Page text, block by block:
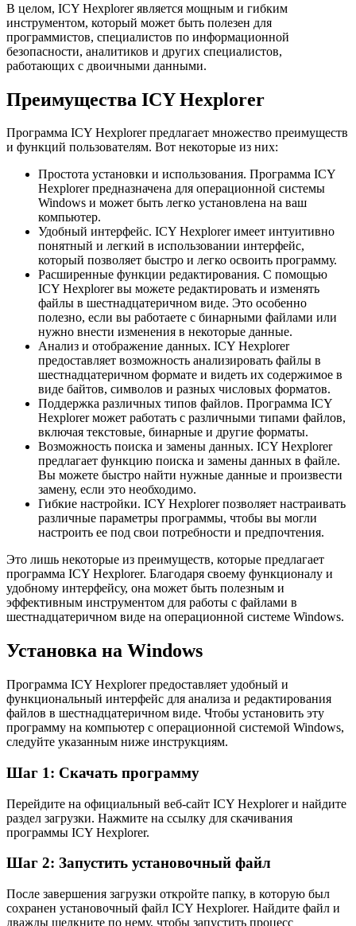
В целом, ICY Hexplorer является мощным и гибким
инструментом, который может быть полезен для
программистов, специалистов по информационной
безопасности, аналитиков и других специалистов,
работающих с двоичными данными.
Преимущества ICY Hexplorer
Программа ICY Hexplorer предлагает множество преимуществ
и функций пользователям. Вот некоторые из них:
Простота установки и использования. Программа ICY
Hexplorer предназначена для операционной системы
Windows и может быть легко установлена на ваш
компьютер.
Удобный интерфейс. ICY Hexplorer имеет интуитивно
понятный и легкий в использовании интерфейс,
который позволяет быстро и легко освоить программу.
Расширенные функции редактирования. С помощью
ICY Hexplorer вы можете редактировать и изменять
файлы в шестнадцатеричном виде. Это особенно
полезно, если вы работаете с бинарными файлами или
нужно внести изменения в некоторые данные.
Анализ и отображение данных. ICY Hexplorer
предоставляет возможность анализировать файлы в
шестнадцатеричном формате и видеть их содержимое в
виде байтов, символов и разных числовых форматов.
Поддержка различных типов файлов. Программа ICY
Hexplorer может работать с различными типами файлов,
включая текстовые, бинарные и другие форматы.
Возможность поиска и замены данных. ICY Hexplorer
предлагает функцию поиска и замены данных в файле.
Вы можете быстро найти нужные данные и произвести
замену, если это необходимо.
Гибкие настройки. ICY Hexplorer позволяет настраивать
различные параметры программы, чтобы вы могли
настроить ее под свои потребности и предпочтения.
Это лишь некоторые из преимуществ, которые предлагает
программа ICY Hexplorer. Благодаря своему функционалу и
удобному интерфейсу, она может быть полезным и
эффективным инструментом для работы с файлами в
шестнадцатеричном виде на операционной системе Windows.
Установка на Windows
Программа ICY Hexplorer предоставляет удобный и
функциональный интерфейс для анализа и редактирования
файлов в шестнадцатеричном виде. Чтобы установить эту
программу на компьютер с операционной системой Windows,
следуйте указанным ниже инструкциям.
Шаг 1: Скачать программу
Перейдите на официальный веб-сайт ICY Hexplorer и найдите
раздел загрузки. Нажмите на ссылку для скачивания
программы ICY Hexplorer.
Шаг 2: Запустить установочный файл
После завершения загрузки откройте папку, в которую был
сохранен установочный файл ICY Hexplorer. Найдите файл и
дважды щелкните по нему, чтобы запустить процесс